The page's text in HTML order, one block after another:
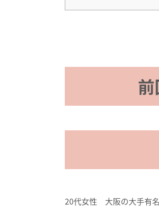
20代女性 大阪の大手有